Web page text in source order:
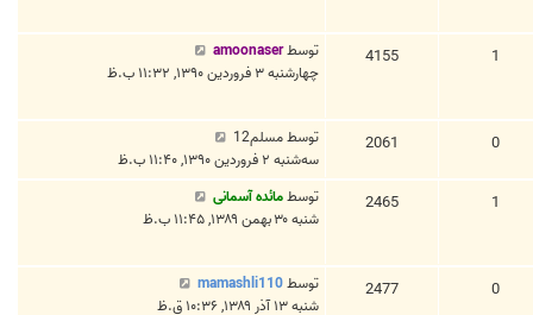
1
4155 توسطamoonaser
چهارشنبه ۳ فروردین ۱۳۹۰, ۱۱:۳۲ ب.ظ
0
2061 توسطمسلم12
سه‌شنبه ۲ فروردین ۱۳۹۰, ۱۱:۴۰ ب.ظ
1
2465 توسطمائده آسمانی
شنبه ۳۰ بهمن ۱۳۸۹, ۱۱:۴۵ ب.ظ
0
2477 توسطmamashli110
شنبه ۱۳ آذر ۱۳۸۹, ۱۰:۳۶ ق.ظ